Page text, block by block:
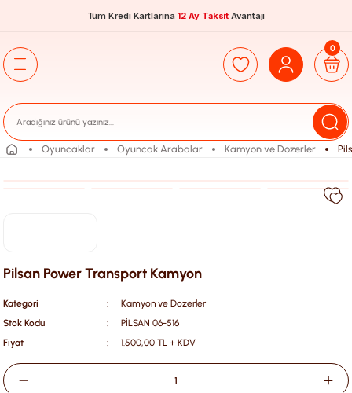
Tüm Kredi Kartlarına 12 Ay Taksit Avantajı
0
Oyuncaklar Oyuncak Arabalar Kamyon ve Dozerler
Pilsan Power Transport Kamyon
Kategori
Kamyon ve Dozerler
Stok Kodu
PİLSAN 06-516
Fiyat
1.500,00 TL + KDV